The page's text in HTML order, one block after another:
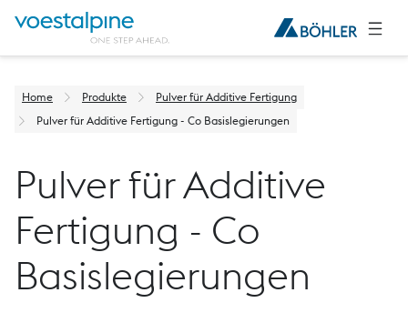
Home Produkte
Pulver für Additive Fertigung
Pulver für Additive Fertigung - Co Basislegierungen
Pulver für Additive
Fertigung - Co
Basislegierungen